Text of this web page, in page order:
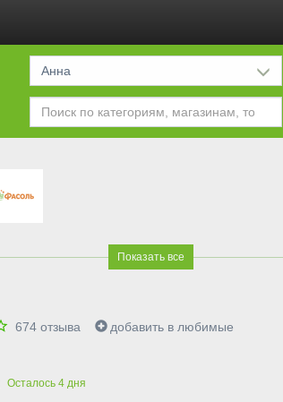
Анна
Показать все
674отзыва добавить в любимые
Осталось 4дня